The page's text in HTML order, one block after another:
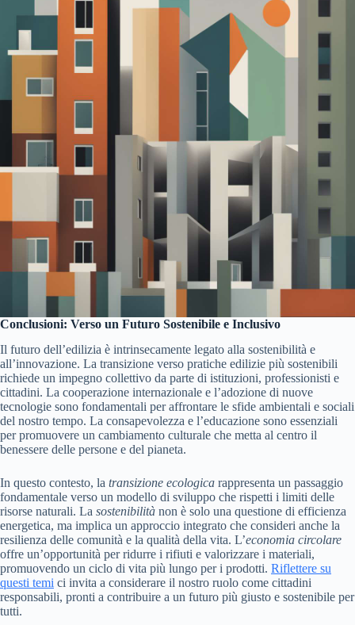
Conclusioni: Verso un Futuro Sostenibile e Inclusivo
Il futuro dell’edilizia è intrinsecamente legato alla sostenibilità e
all’innovazione. La transizione verso pratiche edilizie più sostenibili
richiede un impegno collettivo da parte di istituzioni, professionisti e
cittadini. La cooperazione internazionale e l’adozione di nuove
tecnologie sono fondamentali per affrontare le sfide ambientali e sociali
del nostro tempo. La consapevolezza e l’educazione sono essenziali
per promuovere un cambiamento culturale che metta al centro il
benessere delle persone e del pianeta.
In questo contesto, la transizione ecologica rappresenta un passaggio
fondamentale verso un modello di sviluppo che rispetti i limiti delle
risorse naturali. La sostenibilità non è solo una questione di efficienza
energetica, ma implica un approccio integrato che consideri anche la
resilienza delle comunità e la qualità della vita. L’economia circolare
offre un’opportunità per ridurre i rifiuti e valorizzare i materiali,
promuovendo un ciclo di vita più lungo per i prodotti. Riflettere su
questi temi ci invita a considerare il nostro ruolo come cittadini
responsabili, pronti a contribuire a un futuro più giusto e sostenibile per
tutti.